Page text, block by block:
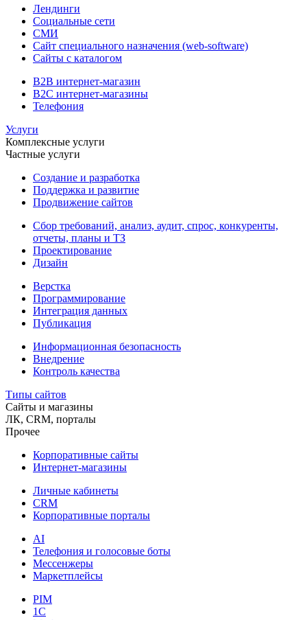
Лендинги
Социальные сети
СМИ
Сайт специального назначения (web-software)
Сайты с каталогом
B2B интернет-магазин
B2C интернет-магазины
Телефония
Услуги
Комплексные услуги
Частные услуги
Создание и разработка
Поддержка и развитие
Продвижение сайтов
Сбор требований, анализ, аудит, спрос, конкуренты,
отчеты, планы и ТЗ
Проектирование
Дизайн
Верстка
Программирование
Интеграция данных
Публикация
Информационная безопасность
Внедрение
Контроль качества
Типы сайтов
Сайты и магазины
ЛК, CRM, порталы
Прочее
Корпоративные сайты
Интернет-магазины
Личные кабинеты
CRM
Корпоративные порталы
AI
Телефония и голосовые боты
Мессенжеры
Маркетплейсы
PIM
1C